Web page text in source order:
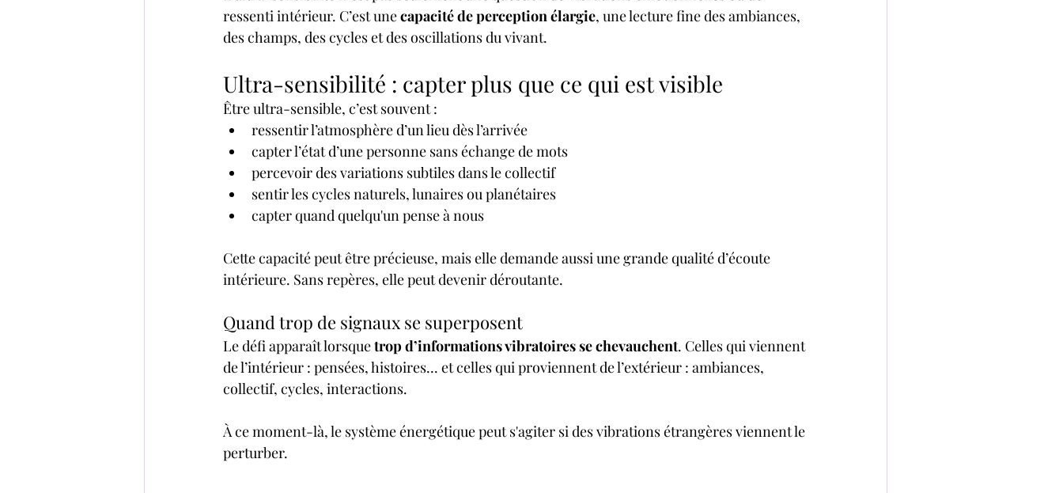
ressenti intérieur. C’est une capacité de perception élargie, une lecture fine des ambiances,
des champs, des cycles et des oscillations du vivant.
Ultra-sensibilité : capter plus que ce qui est visible
Être ultra-sensible, c’est souvent :
ressentir l’atmosphère d’un lieu dès l’arrivée
capter l’état d’une personne sans échange de mots
percevoir des variations subtiles dans le collectif
sentir les cycles naturels, lunaires ou planétaires
capter quand quelqu'un pense à nous
Cette capacité peut être précieuse, mais elle demande aussi une grande qualité d’écoute
intérieure. Sans repères, elle peut devenir déroutante.
Quand trop de signaux se superposent
Le défi apparaît lorsque trop d’informations vibratoires se chevauchent. Celles qui viennent
de l’intérieur : pensées, histoires... et celles qui proviennent de l’extérieur : ambiances,
collectif, cycles, interactions.
À ce moment-là, le système énergétique peut s'agiter si des vibrations étrangères viennent le
perturber.